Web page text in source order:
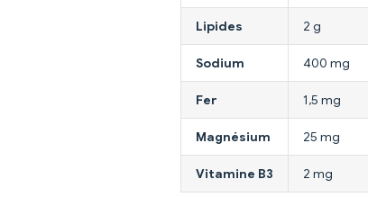
Lipides 2 g
Sodium 400 mg
Fer 1,5 mg
Magnésium 25 mg
Vitamine B3 2 mg